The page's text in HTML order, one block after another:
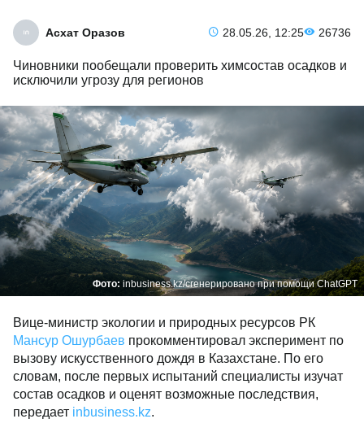
Асхат Оразов 28.05.26, 12:25 26736
Чиновники пообещали проверить химсостав осадков и
исключили угрозу для регионов
Фото: inbusiness.kz/сгенерировано при помощи ChatGPT
Вице-министр экологии и природных ресурсов РК
Мансур Ошурбаев прокомментировал эксперимент по
вызову искусственного дождя в Казахстане. По его
словам, после первых испытаний специалисты изучат
состав осадков и оценят возможные последствия,
передает inbusiness.kz.